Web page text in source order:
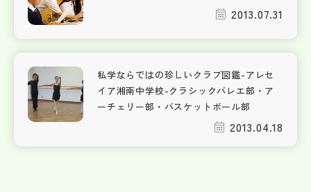
2013.07.31
私学ならではの珍しいクラブ図鑑-アレセ
イア湘南中学校-クラシックバレエ部・ア
ーチェリー部・バスケットボール部
2013.04.18